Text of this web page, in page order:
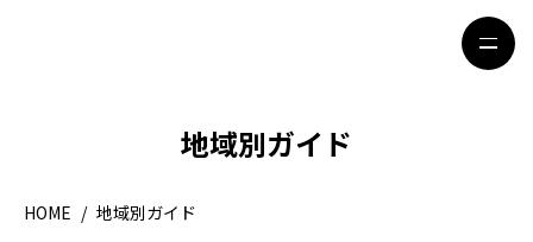
地域別ガイド
地域別ガイド
HOME / 地域別ガイド